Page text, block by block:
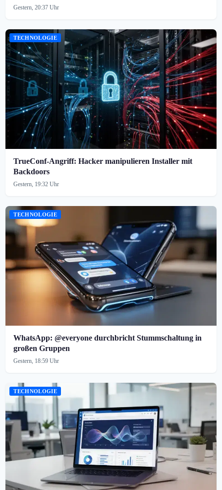
Gestern, 20:37 Uhr
TECHNOLOGIE
TrueConf-Angriff: Hacker manipulieren Installer mit
Backdoors
Gestern, 19:32 Uhr
TECHNOLOGIE
WhatsApp: @everyone durchbricht Stummschaltung in
großen Gruppen
Gestern, 18:59 Uhr
TECHNOLOGIE